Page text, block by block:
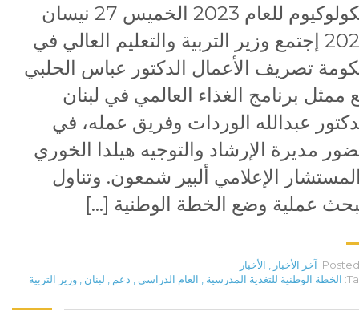
الكولوكيوم للعام 2023 الخميس 27 نيسان
2023 إجتمع وزير التربية والتعليم العالي في
تصريف الأعمال الدكتور عباس الحلبي
ممثل برنامج الغذاء العالمي في لبنان
عبدالله الوردات وفريق عمله، في
مديرة الإرشاد والتوجيه هيلدا الخوري
الإعلامي ألبير شمعون. وتناول
عملية وضع الخطة الوطنية […]
Posted آخر الأخبار
الأخبار
الخطة الوطنية للتغذية المدرسية العام الدراسي دعم لبنان وزير التربية